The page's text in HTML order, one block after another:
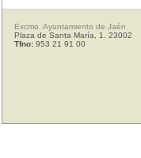
Excmo. Ayuntamiento de Jaén
Plaza de Santa María, 1. 23002
Tfno: 953 21 91 00